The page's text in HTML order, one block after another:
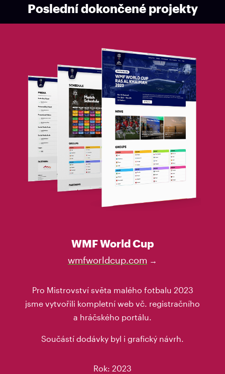
Poslední dokončené projekty
WMF World Cup
wmfworldcup.com →
Pro Mistrovství světa malého fotbalu 2023
jsme vytvořili kompletní web vč. registračního
a hráčského portálu.
Součástí dodávky byl i grafický návrh.
Rok: 2023